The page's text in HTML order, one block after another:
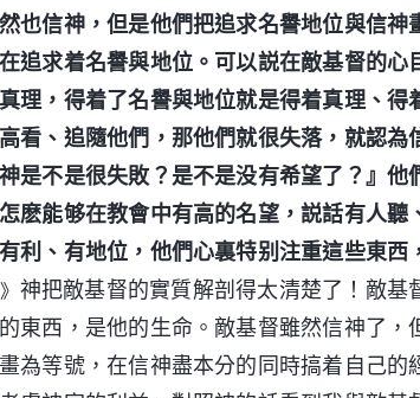
也信神，但是他們把追求名譽地位與信神
追求着名譽與地位。可以説在敵基督的心
理，得着了名譽與地位就是得着真理、得
看、追隨他們，那他們就很失落，就認為
是不是很失敗？是不是没有希望了？』他
麽能够在教會中有高的名望，説話有人聽
利、有地位，他們心裏特别注重這些東西
神把敵基督的實質解剖得太清楚了！敵基
東西，是他的生命。敵基督雖然信神了，
為等號，在信神盡本分的同時搞着自己的